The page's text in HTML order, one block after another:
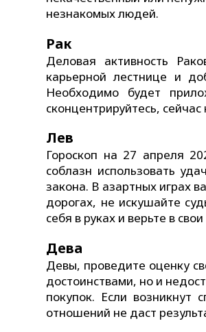
незнакомых людей.
Рак
Деловая активность
карьерной лестнице и
Необходимо будет
сконцентрируйтесь,
Лев
Гороскоп на 27 апреля
соблазн использовать
закона. В азартных играх
дорогах, не искушайте
себя в руках и верьте в
Дева
Девы, проведите оценку
достоинствами, но и
покупок. Если
отношений не даст